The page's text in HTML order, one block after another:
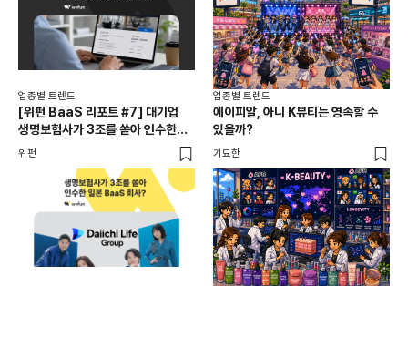
업종별 트렌드
[위펀 BaaS 리포트 #7] 대기업
생명보험사가 3조를 쏟아 인수한
일본 BaaS 회사의 정체는?
위펀
업종별 트렌드
에이피알, 아니 K뷰티는 영속할 수
있을까?
기묘한